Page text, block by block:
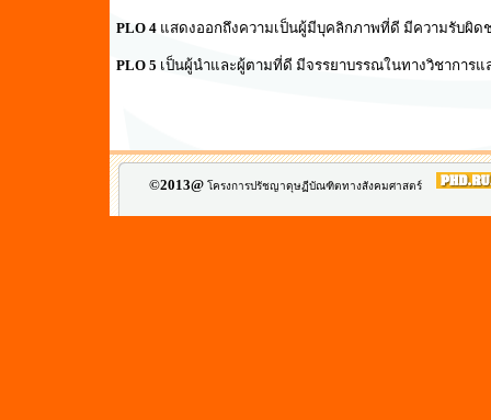
PLO 4 แสดงออกถึงความเป็นผู้มีบุคลิกภาพที่ดี มีความรับผิด
PLO 5 เป็นผู้นำและผู้ตามที่ดี มีจรรยาบรรณในทางวิชาการแ
©2013@ โครงการปรัชญาดุษฏีบัณฑิตทางสังคมศาสตร์